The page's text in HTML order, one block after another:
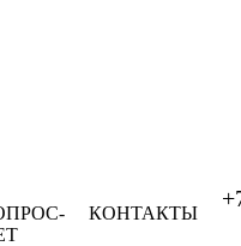
КОНТАКТЫ